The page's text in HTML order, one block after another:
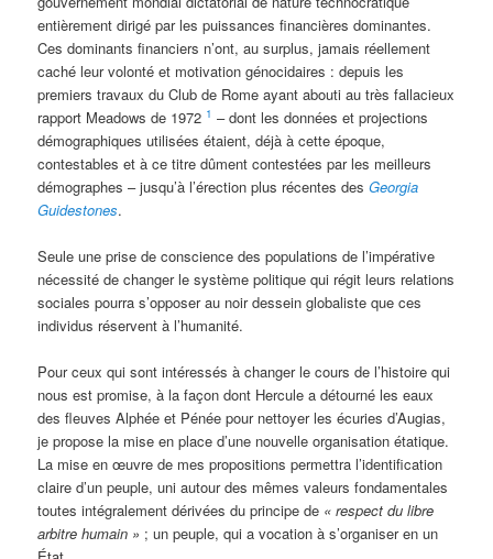
entièrement dirigé par les puissances financières dominantes.
Ces dominants financiers n’ont, au surplus, jamais réellement
caché leur volonté et motivation génocidaires : depuis les
premiers travaux du Club de Rome ayant abouti au très fallacieux
rapport Meadows de 1972 1 – dont les données et projections
démographiques utilisées étaient, déjà à cette époque,
contestables et à ce titre dûment contestées par les meilleurs
démographes – jusqu’à l’érection plus récentes desGeorgia
Guidestones.
Seule une prise de conscience des populations de l’impérative
nécessité de changer le système politique qui régit leurs relations
sociales pourra s’opposer au noir dessein globaliste que ces
individus réservent à l’humanité.
Pour ceux qui sont intéressés à changer le cours de l’histoire qui
nous est promise, à la façon dont Hercule a détourné les eaux
des fleuves Alphée et Pénée pour nettoyer les écuries d’Augias,
je propose la mise en place d’une nouvelle organisation étatique.
La mise en œuvre de mes propositions permettra l’identification
claire d’un peuple, uni autour des mêmes valeurs fondamentales
toutes intégralement dérivées du principe de « respect du libre
arbitre humain » ; un peuple, qui a vocation à s’organiser en un